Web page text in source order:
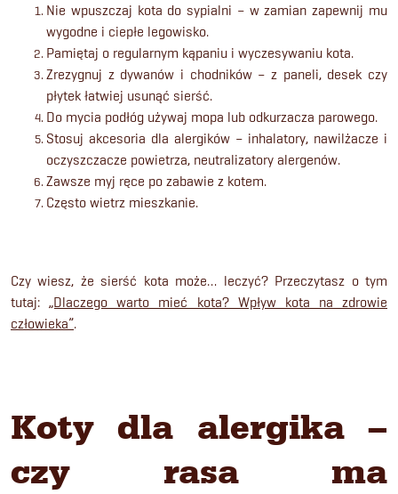
Nie wpuszczaj kota do sypialni – w zamian zapewnij mu
wygodne i ciepłe legowisko.
Pamiętaj o regularnym kąpaniu i wyczesywaniu kota.
Zrezygnuj z dywanów i chodników – z paneli, desek czy
płytek łatwiej usunąć sierść.
Do mycia podłóg używaj mopa lub odkurzacza parowego.
Stosuj akcesoria dla alergików – inhalatory, nawilżacze i
oczyszczacze powietrza, neutralizatory alergenów.
Zawsze myj ręce po zabawie z kotem.
Często wietrz mieszkanie.
Czy wiesz, że sierść kota może… leczyć? Przeczytasz o tym
tutaj: „Dlaczego warto mieć kota? Wpływ kota na zdrowie
człowieka”.
Koty dla alergika –
czy rasa ma